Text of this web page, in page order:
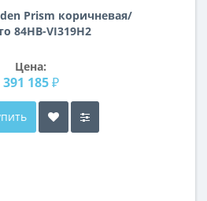
Prism коричневая/
84HB-VI319H2
Цена:
391 185 ₽